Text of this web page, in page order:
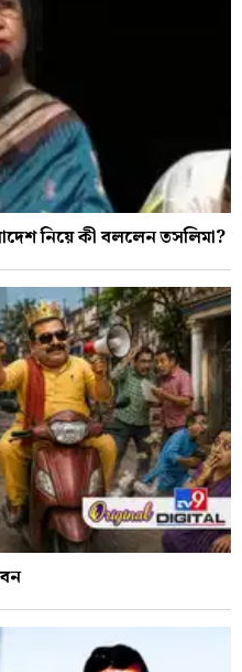
নিয়ে কী বললেন তসলিমা?